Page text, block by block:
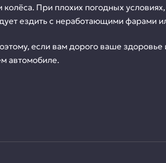
При плохих погодных
ездить с неработающими фарами
если вам дорого ваше
автомобиле.